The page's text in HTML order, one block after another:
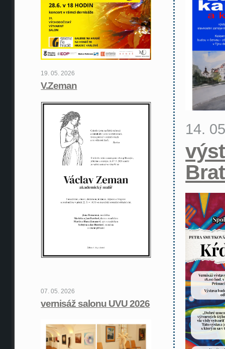
19. 05. 2026
V.Zeman
07. 05. 2026
vernisáž salonu UVU 2026
14.